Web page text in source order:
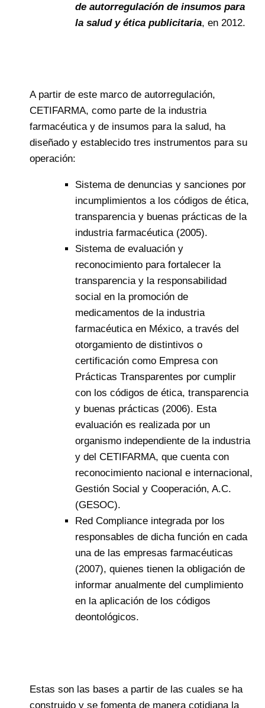
de autorregulación de insumos para
la salud y ética publicitaria, en 2012.
A partir de este marco de autorregulación,
CETIFARMA, como parte de la industria
farmacéutica y de insumos para la salud, ha
diseñado y establecido tres instrumentos para su
operación:
Sistema de denuncias y sanciones por
incumplimientos a los códigos de ética,
transparencia y buenas prácticas de la
industria farmacéutica (2005).
Sistema de evaluación y
reconocimiento para fortalecer la
transparencia y la responsabilidad
social en la promoción de
medicamentos de la industria
farmacéutica en México, a través del
otorgamiento de distintivos o
certificación como Empresa con
Prácticas Transparentes por cumplir
con los códigos de ética, transparencia
y buenas prácticas (2006). Esta
evaluación es realizada por un
organismo independiente de la industria
y del CETIFARMA, que cuenta con
reconocimiento nacional e internacional,
Gestión Social y Cooperación, A.C.
(GESOC).
Red Compliance integrada por los
responsables de dicha función en cada
una de las empresas farmacéuticas
(2007), quienes tienen la obligación de
informar anualmente del cumplimiento
en la aplicación de los códigos
deontológicos.
Estas son las bases a partir de las cuales se ha
construido y se fomenta de manera cotidiana la